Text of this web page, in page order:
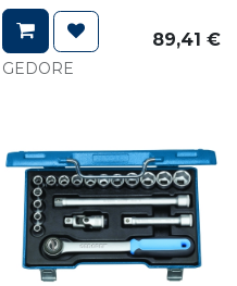
89,41 €
GEDORE